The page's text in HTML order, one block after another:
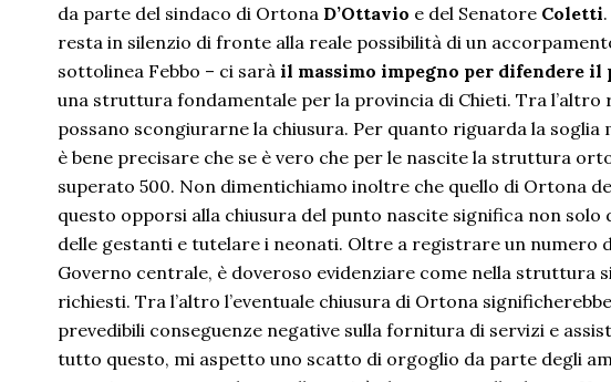
da parte del sindaco di Ortona D’Ottavio e del Senatore Coletti
resta in silenzio di fronte alla reale possibilità di un
sottolinea Febbo – ci sarà il massimo impegno per difendere il
una struttura fondamentale per la provincia di Chieti. Tra
possano scongiurarne la chiusura. Per quanto riguarda la
è bene precisare che se è vero che per le nascite la struttura
superato 500. Non dimentichiamo inoltre che quello di Ortona
questo opporsi alla chiusura del punto nascite significa non
delle gestanti e tutelare i neonati. Oltre a registrare un numero
Governo centrale, è doveroso evidenziare come nella
richiesti. Tra l’altro l’eventuale chiusura di Ortona
prevedibili conseguenze negative sulla fornitura di servizi e
tutto questo, mi aspetto uno scatto di orgoglio da parte degli